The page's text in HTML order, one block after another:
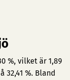
%, vilket är 1,89
%. Bland